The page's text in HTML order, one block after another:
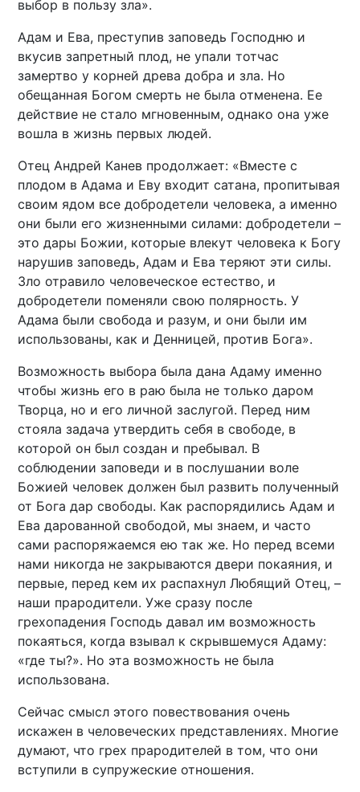
выбор в пользу зла».
Адам и Ева, преступив заповедь Господню и
вкусив запретный плод, не упали тотчас
замертво у корней древа добра и зла. Но
обещанная Богом смерть не была отменена. Ее
действие не стало мгновенным, однако она уже
вошла в жизнь первых людей.
Отец Андрей Канев продолжает: «Вместе с
плодом в Адама и Еву входит сатана, пропитывая
своим ядом все добродетели человека, а именно
они были его жизненными силами: добродетели –
это дары Божии, которые влекут человека к Богу
нарушив заповедь, Адам и Ева теряют эти силы.
Зло отравило человеческое естество, и
добродетели поменяли свою полярность. У
Адама были свобода и разум, и они были им
использованы, как и Денницей, против Бога».
Возможность выбора была дана Адаму именно
чтобы жизнь его в раю была не только даром
Творца, но и его личной заслугой. Перед ним
стояла задача утвердить себя в свободе, в
которой он был создан и пребывал. В
соблюдении заповеди и в послушании воле
Божией человек должен был развить полученный
от Бога дар свободы. Как распорядились Адам и
Ева дарованной свободой, мы знаем, и часто
сами распоряжаемся ею так же. Но перед всеми
нами никогда не закрываются двери покаяния, и
первые, перед кем их распахнул Любящий Отец, –
наши прародители. Уже сразу после
грехопадения Господь давал им возможность
покаяться, когда взывал к скрывшемуся Адаму:
«где ты?». Но эта возможность не была
использована.
Сейчас смысл этого повествования очень
искажен в человеческих представлениях. Многие
думают, что грех прародителей в том, что они
вступили в супружеские отношения.